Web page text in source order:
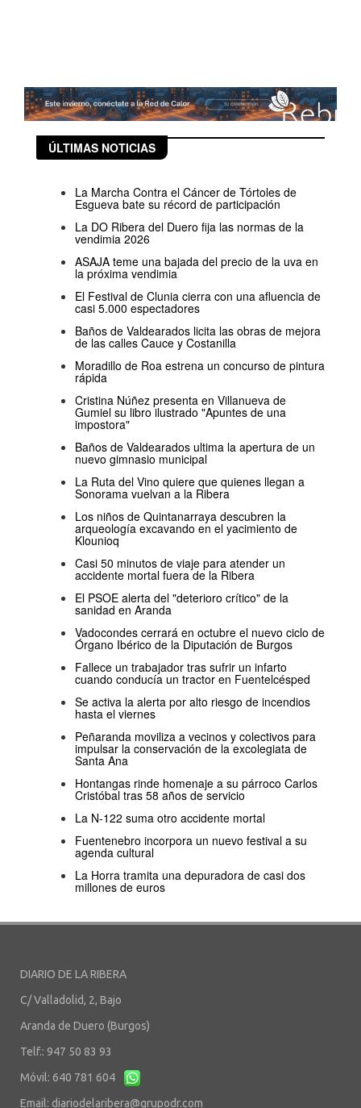
ÚLTIMAS NOTICIAS
La Marcha Contra el Cáncer de Tórtoles de
Esgueva bate su récord de participación
La DO Ribera del Duero fija las normas de la
vendimia 2026
ASAJA teme una bajada del precio de la uva en
la próxima vendimia
El Festival de Clunia cierra con una afluencia de
casi 5.000 espectadores
Baños de Valdearados licita las obras de mejora
de las calles Cauce y Costanilla
Moradillo de Roa estrena un concurso de pintura
rápida
Cristina Núñez presenta en Villanueva de
Gumiel su libro ilustrado "Apuntes de una
impostora"
Baños de Valdearados ultima la apertura de un
nuevo gimnasio municipal
La Ruta del Vino quiere que quienes llegan a
Sonorama vuelvan a la Ribera
Los niños de Quintanarraya descubren la
arqueología excavando en el yacimiento de
Klounioq
Casi 50 minutos de viaje para atender un
accidente mortal fuera de la Ribera
El PSOE alerta del "deterioro crítico" de la
sanidad en Aranda
Vadocondes cerrará en octubre el nuevo ciclo de
Órgano Ibérico de la Diputación de Burgos
Fallece un trabajador tras sufrir un infarto
cuando conducía un tractor en Fuentelcésped
Se activa la alerta por alto riesgo de incendios
hasta el viernes
Peñaranda moviliza a vecinos y colectivos para
impulsar la conservación de la excolegiata de
Santa Ana
Hontangas rinde homenaje a su párroco Carlos
Cristóbal tras 58 años de servicio
La N-122 suma otro accidente mortal
Fuentenebro incorpora un nuevo festival a su
agenda cultural
La Horra tramita una depuradora de casi dos
millones de euros
DIARIO DE LA RIBERA
C/ Valladolid, 2, Bajo
Aranda de Duero (Burgos)
Telf.: 947 50 83 93
Móvil: 640 781 604
Email: diariodelaribera@grupodr.com